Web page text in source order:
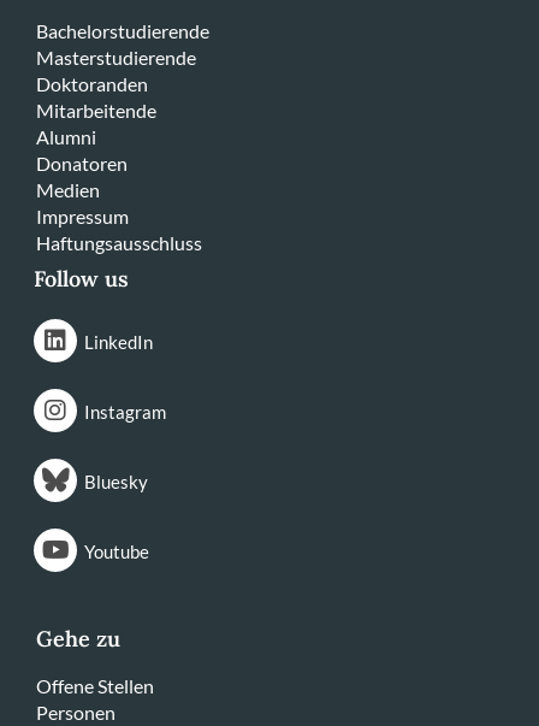
Bachelorstudierende
Masterstudierende
Doktoranden
Mitarbeitende
Alumni
Donatoren
Medien
Impressum
Haftungsausschluss
Follow us
LinkedIn
Instagram
Bluesky
Youtube
Gehe zu
Offene Stellen
Personen